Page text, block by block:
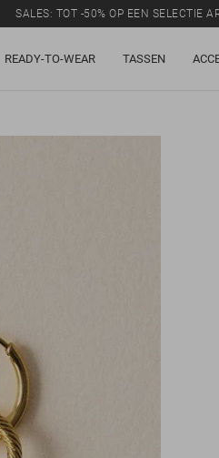
SALES: TOT -50% OP EEN SELECTIE
READY-TO-WEAR TASSEN